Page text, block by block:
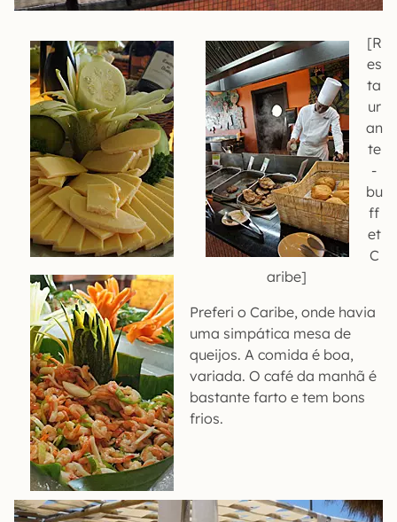
[R
es
ta
ur
an
te
-
bu
ff
et
C
aribe]
Preferi o Caribe, onde havia
uma simpática mesa de
queijos. A comida é boa,
variada. O café da manhã é
bastante farto e tem bons
frios.